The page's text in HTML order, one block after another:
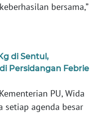
bersama,”
di Sentul,
Persidangan Febrie
PU, Wida
setiap agenda besar